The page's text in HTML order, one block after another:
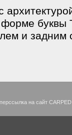
буквы
и задним
на сайт